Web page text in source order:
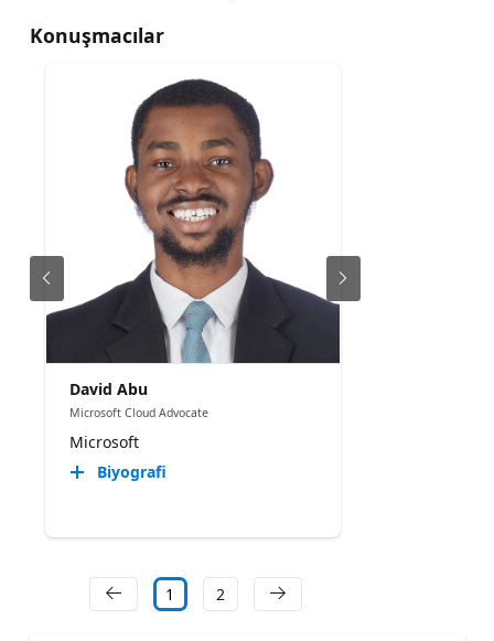
Konuşmacılar
David Abu
Microsoft Cloud Advocate
Microsoft
Biyografi
1 2